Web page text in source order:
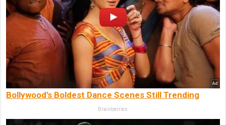
Bollywood’s Boldest Dance Scenes Still Trending
Brainberries